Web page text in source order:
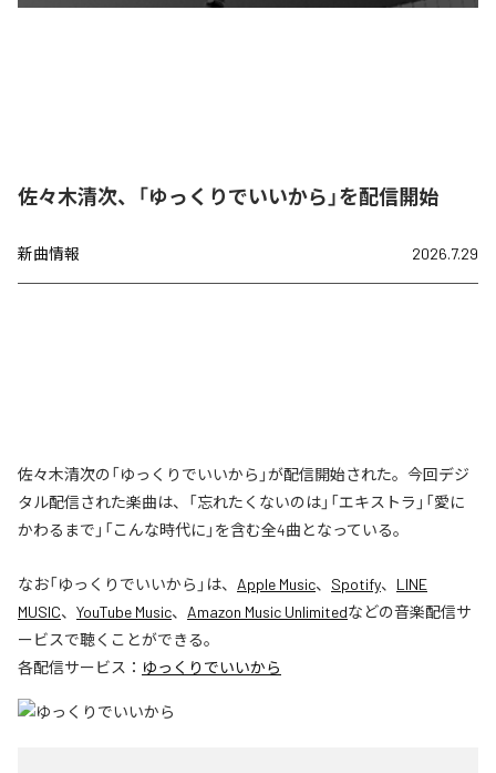
佐々木清次、「ゆっくりでいいから」を配信開始
新曲情報 2026.7.29
佐々木清次の「ゆっくりでいいから」が配信開始された。今回デジ
タル配信された楽曲は、「忘れたくないのは」「エキストラ」「愛に
かわるまで」「こんな時代に」を含む全4曲となっている。
なお「ゆっくりでいいから 」は、 Apple Music、 Spotify、 LINE
MUSIC、 YouTube Music、 Amazon Music Unlimitedなどの音楽配信サ
ービスで聴くことができる。
各配信サービス： ゆっくりでいいから